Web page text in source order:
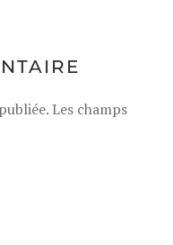
Les champs